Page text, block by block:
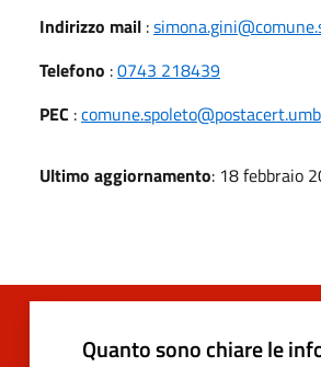
Indirizzo mail :
Telefono :0743 218439
PEC :
Ultimo aggiornamento: 18 febbraio
Quanto sono chiare le